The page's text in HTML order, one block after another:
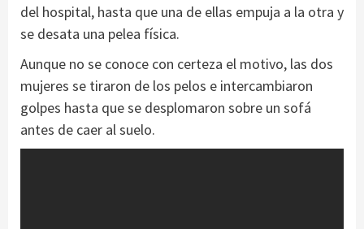
del hospital, hasta que una de ellas empuja a la otra y
se desata una pelea física.
Aunque no se conoce con certeza el motivo, las dos
mujeres se tiraron de los pelos e intercambiaron
golpes hasta que se desplomaron sobre un sofá
antes de caer al suelo.